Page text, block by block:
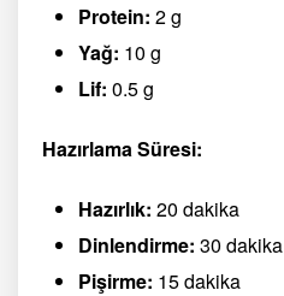
Protein: 2 g
Yağ: 10 g
Lif: 0.5 g
Hazırlama Süresi:
Hazırlık: 20 dakika
Dinlendirme: 30 dakika
Pişirme: 15 dakika